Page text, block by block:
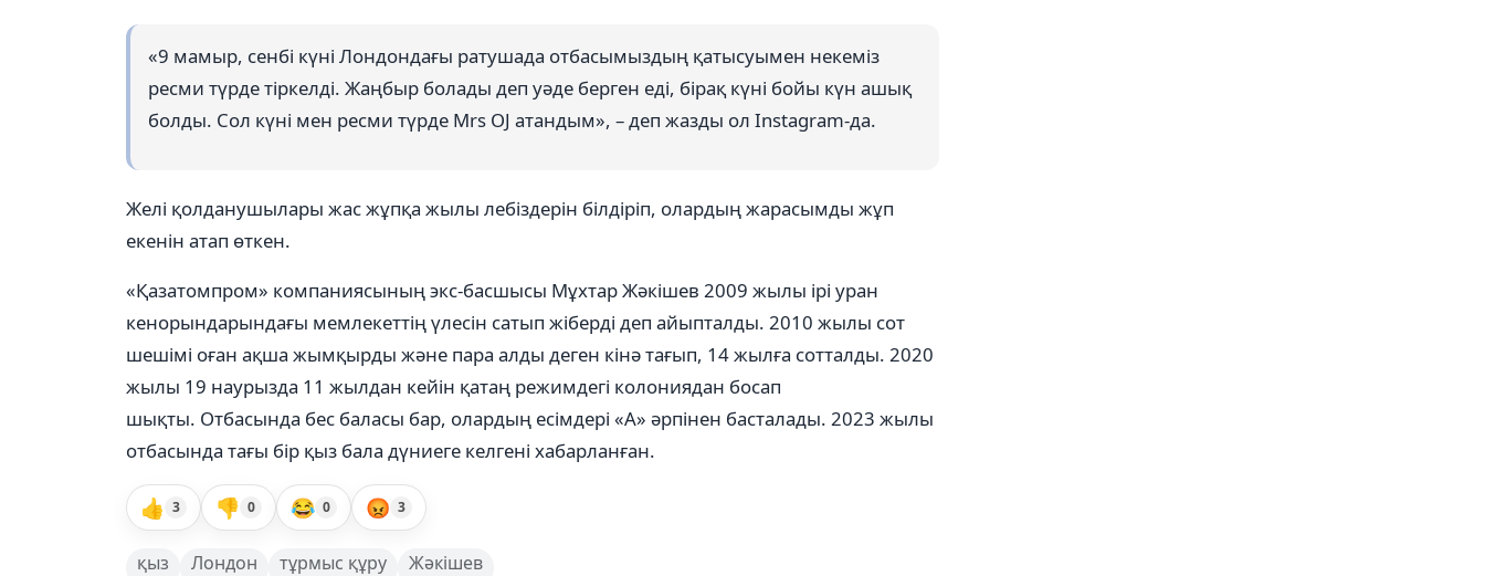
«9 мамыр, сенбі күні Лондондағы ратушада отбасымыздың қатысуымен некеміз
ресми түрде тіркелді. Жаңбыр болады деп уәде берген еді, бірақ күні бойы күн ашық
болды. Сол күні мен ресми түрде Mrs OJ атандым», – деп жазды ол Instagram-да.
Желі қолданушылары жас жұпқа жылы лебіздерін білдіріп, олардың жарасымды жұп
екенін атап өткен.
«Қазатомпром» компаниясының экс-басшысы Мұхтар Жәкішев 2009 жылы ірі уран
кенорындарындағы мемлекеттің үлесін сатып жіберді деп айыпталды. 2010 жылы сот
шешімі оған ақша жымқырды және пара алды деген кінә тағып, 14 жылға сотталды. 2020
жылы 19 наурызда 11 жылдан кейін қатаң режимдегі колониядан босап
шықты. Отбасында бес баласы бар, олардың есімдері «А» әрпінен басталады. 2023 жылы
отбасында тағы бір қыз бала дүниеге келгені хабарланған.
👍 3 👎 0 😂 0 😡 3
қыз Лондон тұрмыс құру Жәкішев